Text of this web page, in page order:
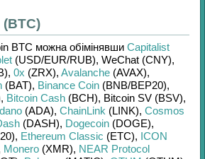
BTC можна обімінявши Capitalist
(USD/EUR/RUB), WeChat (CNY),
, 0x (ZRX), Avalanche (AVAX),
(BAT), Binance Coin (BNB/BEP20),
, Bitcoin Cash (BCH), Bitcoin SV (BSV),
(ADA), ChainLink (LINK), Cosmos
(DASH), Dogecoin (DOGE),
, Ethereum Classic (ETC), ICON
Monero (XMR), NEAR Protocol